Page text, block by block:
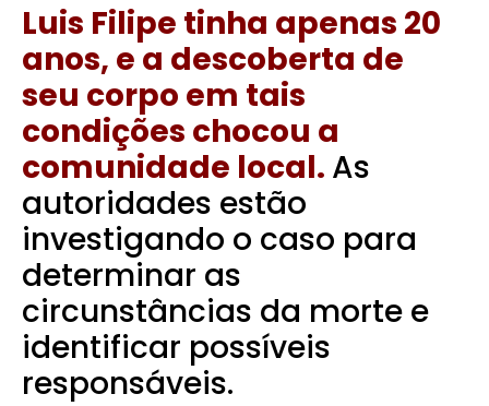
Luis Filipe tinha apenas 20
anos, e a descoberta de
seu corpo em tais
condições chocou a
comunidade local. As
autoridades estão
investigando o caso para
determinar as
circunstâncias da morte e
identificar possíveis
responsáveis.